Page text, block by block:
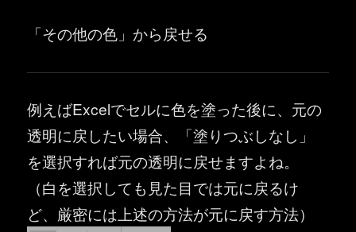
「その他の色」から戻せる
例えばExcelでセルに色を塗った後に、元の
透明に戻したい場合、「塗りつぶしなし」
を選択すれば元の透明に戻せますよね。
（白を選択しても見た目では元に戻るけ
ど、厳密には上述の方法が元に戻す方法）